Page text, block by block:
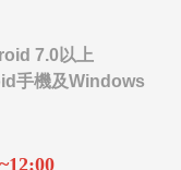
7.0以上
手機及Windows